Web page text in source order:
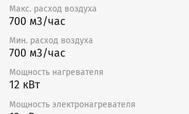
Макс. расход воздуха
700 м3/час
Мин. расход воздуха
700 м3/час
Мощность нагревателя
12 кВт
Мощность электронагревателя